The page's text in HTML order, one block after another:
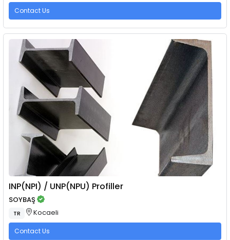
Contact Us
INP(NPI) / UNP(NPU) Profiller
SOYBAŞ
TR Kocaeli
Contact Us